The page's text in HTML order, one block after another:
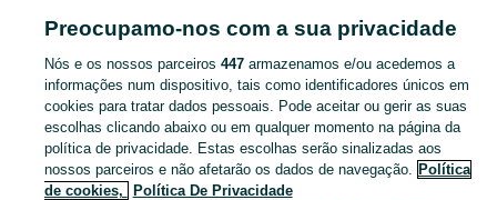
Mapa das freguesias
Mapa de mini-sites
Pesquisas populares
Preocupamo-nos com a sua privacidade
Nós e os nossos parceiros 447armazenamos e/ou acedemos a
informações num dispositivo, tais como identificadores únicos em
cookies para tratar dados pessoais. Pode aceitar ou gerir as suas
escolhas clicando abaixo ou em qualquer momento na página da
política de privacidade. Estas escolhas serão sinalizadas aos
nossos parceiros e não afetarão os dados de navegação. Política
de cookies,
Política De Privacidade